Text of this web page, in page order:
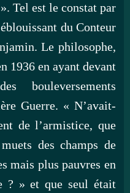
Tel est le constat par
du Conteur
Le philosophe,
1936 en ayant devant
bouleversements
Guerre. « N’avait-
de l’armistice, que
des champs de
mais plus pauvres en
? » et que seul était